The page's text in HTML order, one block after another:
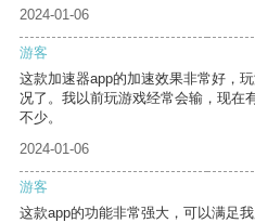
2024-01-06
游客
这款加速器app的加速效果非常好，
况了。我以前玩游戏经常会输，现在
不少。
2024-01-06
游客
这款app的功能非常强大，可以满足